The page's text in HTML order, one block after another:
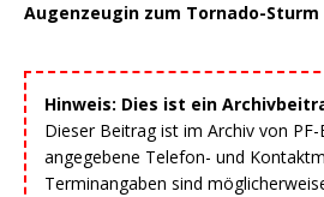
Augenzeugin zum Tornado-Sturm
Hinweis: Dies ist ein
Dieser Beitrag ist im Archiv von PF-
angegebene Telefon- und
Terminangaben sind